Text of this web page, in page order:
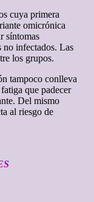
cuya primera
omicrónica
síntomas
no infectados. Las
los grupos.
tampoco conlleva
que padecer
Del mismo
al riesgo de